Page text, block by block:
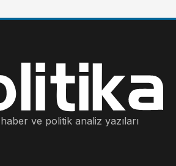
ve politik analiz yazıları